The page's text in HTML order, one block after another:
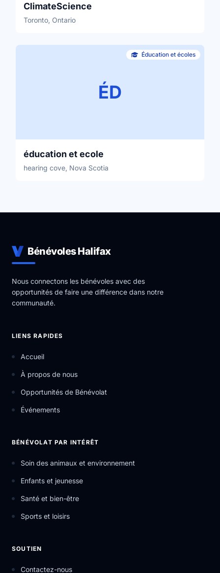
ClimateScience
Toronto, Ontario
ÉD
Éducation et écoles
éducation et ecole
hearing cove, Nova Scotia
Bénévoles Halifax
Nous connectons les bénévoles avec des
opportunités de faire une différence dans notre
communauté.
LIENS RAPIDES
Accueil
À propos de nous
Opportunités de Bénévolat
Événements
BÉNÉVOLAT PAR INTÉRÊT
Soin des animaux et environnement
Enfants et jeunesse
Santé et bien-être
Sports et loisirs
SOUTIEN
Contactez-nous